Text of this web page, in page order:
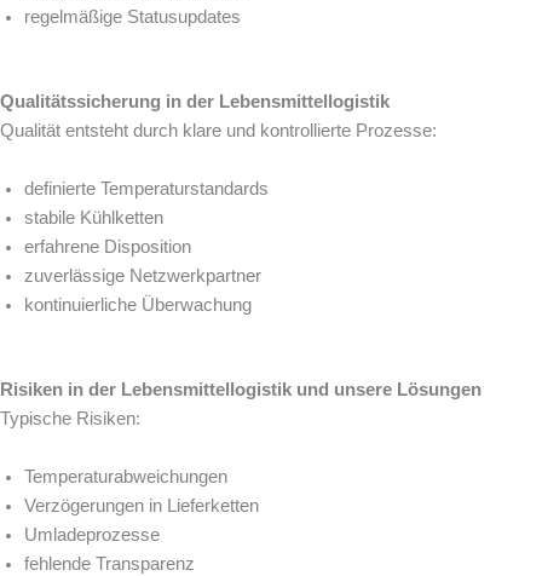
regelmäßige Statusupdates
Qualitätssicherung in der Lebensmittellogistik
Qualität entsteht durch klare und kontrollierte Prozesse:
definierte Temperaturstandards
stabile Kühlketten
erfahrene Disposition
zuverlässige Netzwerkpartner
kontinuierliche Überwachung
Risiken in der Lebensmittellogistik und unsere Lösungen
Typische Risiken:
Temperaturabweichungen
Verzögerungen in Lieferketten
Umladeprozesse
fehlende Transparenz